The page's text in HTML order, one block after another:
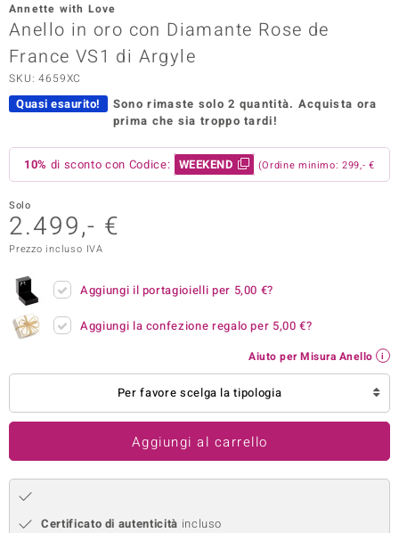
Paraíso
del Boss
Collection
by de Melo
Annette with Love
Anello in oro con Diamante Rose de
France VS1 di Argyle
SKU: 4659XC
Quasi esaurito! Sono rimaste solo 2 quantità. Acquista ora
prima che sia troppo tardi!
10% di sconto con Codice: WEEKEND (Ordine minimo: 299,- €
Solo
2.499,- €
Prezzo incluso IVA
Aggiungi il portagioielli per 5,00 €?
Aggiungi la confezione regalo per 5,00 €?
Aiuto per Misura Anello
Per favore scelga la tipologia
Aggiungi al carrello
Certificato di autenticità incluso